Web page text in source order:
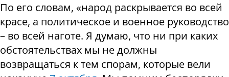
По его словам, «народ раскрывается во всей
красе, а политическое и военное руководство
– во всей наготе. Я думаю, что ни при каких
обстоятельствах мы не должны
возвращаться к тем спорам, которые вели